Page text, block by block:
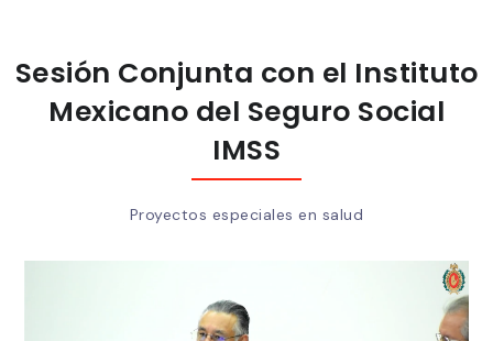
Sesión Conjunta con el Instituto
Mexicano del Seguro Social
IMSS
Proyectos especiales en salud